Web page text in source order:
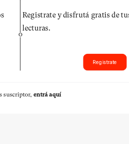
O
Registrate y disfrutá gratis de
lecturas.
Registrate
suscriptor, entrá aquí